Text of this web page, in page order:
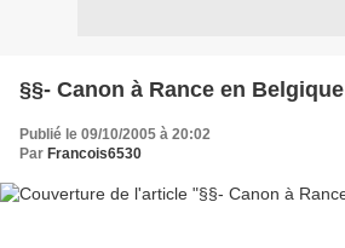
§§- Canon à Rance en Belgique
Publié le 09/10/2005 à 20:02
Par Francois6530